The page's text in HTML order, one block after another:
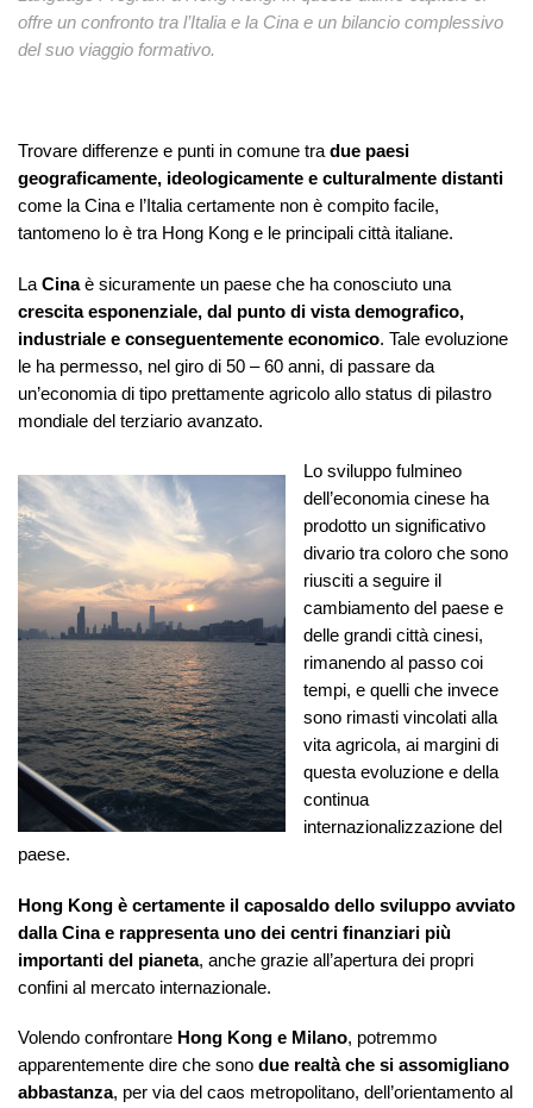
offre un confronto tra l’Italia e la Cina e un bilancio complessivo
del suo viaggio formativo.
Trovare differenze e punti in comune tra due paesi
geograficamente, ideologicamente e culturalmente distanti
come la Cina e l’Italia certamente non è compito facile,
tantomeno lo è tra Hong Kong e le principali città italiane.
La Cinaè sicuramente un paese che ha conosciuto una
crescita esponenziale, dal punto di vista demografico,
industriale e conseguentemente economico. Tale evoluzione
le ha permesso, nel giro di 50 – 60 anni, di passare da
un’economia di tipo prettamente agricolo allo status di pilastro
mondiale del terziario avanzato.
Lo sviluppo fulmineo
dell’economia cinese ha
prodotto un significativo
divario tra coloro che sono
riusciti a seguire il
cambiamento del paese e
delle grandi città cinesi,
rimanendo al passo coi
tempi, e quelli che invece
sono rimasti vincolati alla
vita agricola, ai margini di
questa evoluzione e della
continua
internazionalizzazione del
paese.
Hong Kong è certamente il caposaldo dello sviluppo avviato
dalla Cina e rappresenta uno dei centri finanziari più
importanti del pianeta, anche grazie all’apertura dei propri
confini al mercato internazionale.
Volendo confrontare Hong Kong e Milano, potremmo
apparentemente dire che sono due realtà che si assomigliano
abbastanza, per via del caos metropolitano, dell’orientamento al